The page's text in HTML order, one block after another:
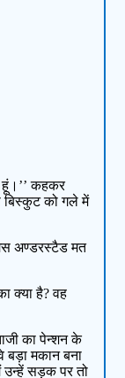
हूं।’’ कहकर
बिस्कुट को गले में
अण्डरस्टैड मत
क्या है? वह
का पेन्शन के
मकान बना
उन्हें सड़क पर तो